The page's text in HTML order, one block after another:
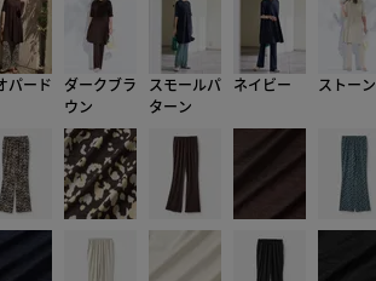
パード
ダークブラ
ウン
スモールパ
ターン
ネイビー ストーン